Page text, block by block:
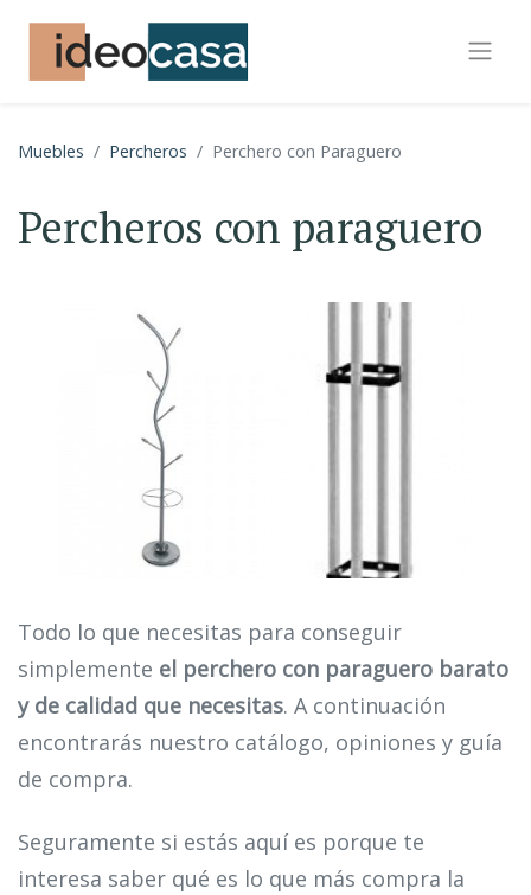
Muebles Percheros Perchero con Paraguero
Percheros con paraguero
Todo lo que necesitas para conseguir
simplemente el perchero con paraguero barato
y de calidad que necesitas. A continuación
encontrarás nuestro catálogo, opiniones y guía
de compra.
Seguramente si estás aquí es porque te
interesa saber qué es lo que más compra la